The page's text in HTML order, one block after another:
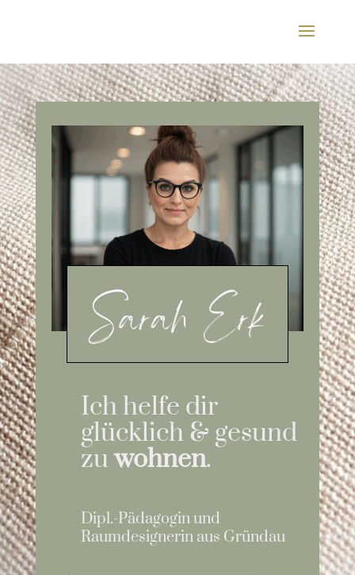
Ich helfe dir
glücklich & gesund
zuwohnen.
Dipl.-Pädagogin und
Raumdesignerin aus Gründau